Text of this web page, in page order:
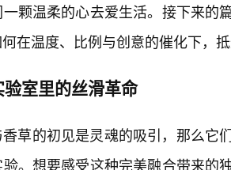
颗温柔的心去爱生活。接下来的
在温度、比例与创意的催化下，
室里的丝滑革命
草的初见是灵魂的吸引，那么它
。想要感受这种完美融合带来的